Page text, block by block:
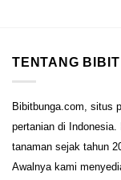
TENTANG
Bibitbunga.com, situs
pertanian di
tanaman sejak tahun
Awalnya kami